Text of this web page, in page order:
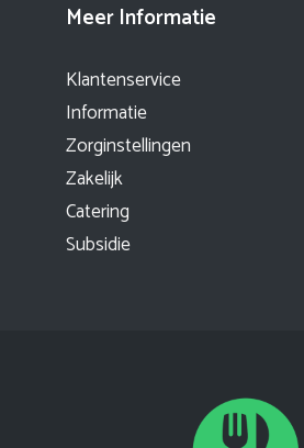
Meer Informatie
Klantenservice
Informatie
Zorginstellingen
Zakelijk
Catering
Subsidie